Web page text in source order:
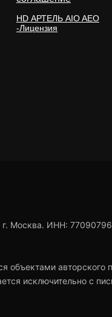
HD АРТЕЛЬ AIO AEO
-Лицензия
г. Москва. ИНН:
объектами авторского
исключительно с